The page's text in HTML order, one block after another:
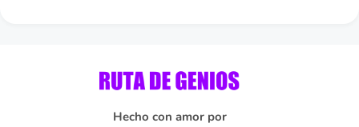
Hecho con amor por